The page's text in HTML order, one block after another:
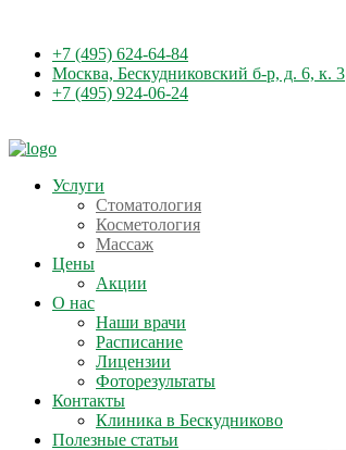
+7 (495) 624-64-84
Москва, Бескудниковский б-р, д. 6, к. 3
+7 (495) 924-06-24
Услуги
Стоматология
Косметология
Массаж
Цены
Акции
О нас
Наши врачи
Расписание
Лицензии
Фоторезультаты
Контакты
Клиника в Бескудниково
Полезные статьи